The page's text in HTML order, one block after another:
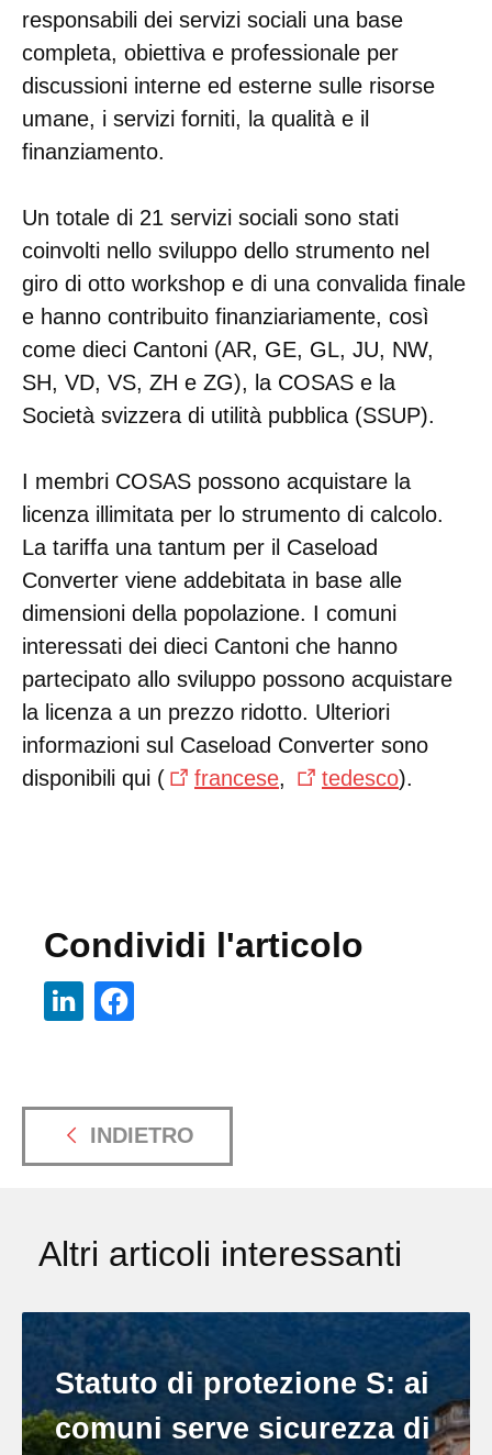
responsabili dei servizi sociali una base
completa, obiettiva e professionale per
discussioni interne ed esterne sulle risorse
umane, i servizi forniti, la qualità e il
finanziamento.
Un totale di 21 servizi sociali sono stati
coinvolti nello sviluppo dello strumento nel
giro di otto workshop e di una convalida finale
e hanno contribuito finanziariamente, così
come dieci Cantoni (AR, GE, GL, JU, NW,
SH, VD, VS, ZH e ZG), la COSAS e la
Società svizzera di utilità pubblica (SSUP).
I membri COSAS possono acquistare la
licenza illimitata per lo strumento di calcolo.
La tariffa una tantum per il Caseload
Converter viene addebitata in base alle
dimensioni della popolazione. I comuni
interessati dei dieci Cantoni che hanno
partecipato allo sviluppo possono acquistare
la licenza a un prezzo ridotto. Ulteriori
informazioni sul Caseload Converter sono
disponibili qui (
francese, tedesco).
Condividi l'articolo
INDIETRO
Altri articoli interessanti
Statuto di protezione S: ai
comuni serve sicurezza di